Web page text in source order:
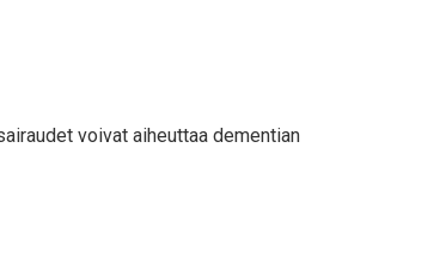
voivat aiheuttaa dementian